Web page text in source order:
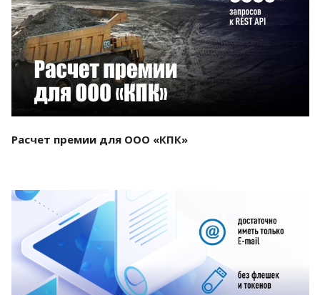
Смотреть проект
Расчет премии для ООО «КПК»